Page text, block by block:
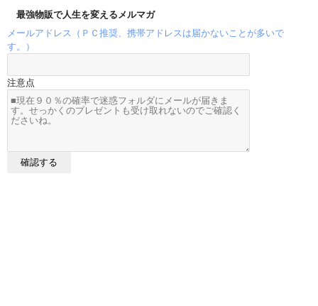
最強物販で人生を変えるメルマガ
メールアドレス（ＰＣ推奨、携帯アドレスは届かないことが多いで
す。）
注意点